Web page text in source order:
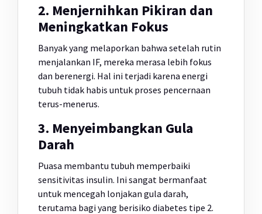
2. Menjernihkan Pikiran dan
Meningkatkan Fokus
Banyak yang melaporkan bahwa setelah rutin
menjalankan IF, mereka merasa lebih fokus
dan berenergi. Hal ini terjadi karena energi
tubuh tidak habis untuk proses pencernaan
terus-menerus.
3. Menyeimbangkan Gula
Darah
Puasa membantu tubuh memperbaiki
sensitivitas insulin. Ini sangat bermanfaat
untuk mencegah lonjakan gula darah,
terutama bagi yang berisiko diabetes tipe 2.